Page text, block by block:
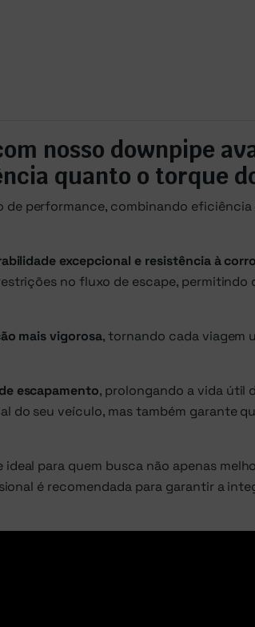
nosso downpipe
quanto o torque
performance, combinando
excepcional e resistência à
no fluxo de escape,
mais vigorosa, tornando cada viagem
escapamento, prolongando a vida útil
do seu veículo, mas também garante
para quem busca não apenas
é recomendada para garantir a